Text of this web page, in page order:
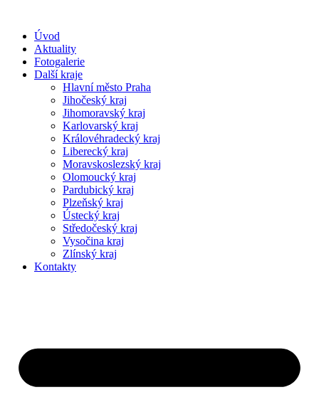
Úvod
Aktuality
Fotogalerie
Další kraje
Hlavní město Praha
Jihočeský kraj
Jihomoravský kraj
Karlovarský kraj
Královéhradecký kraj
Liberecký kraj
Moravskoslezský kraj
Olomoucký kraj
Pardubický kraj
Plzeňský kraj
Ústecký kraj
Středočeský kraj
Vysočina kraj
Zlínský kraj
Kontakty